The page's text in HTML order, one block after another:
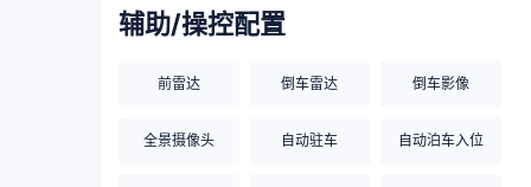
辅助/操控配置
前雷达 倒车雷达 倒车影像
全景摄像头 自动驻车 自动泊车入位